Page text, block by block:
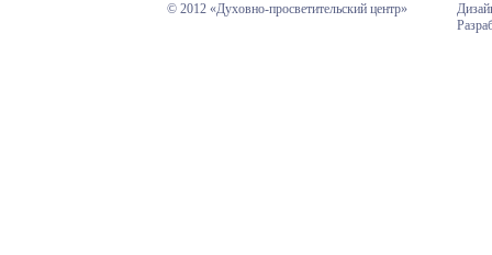
© 2012 «Духовно-просветительский центр»